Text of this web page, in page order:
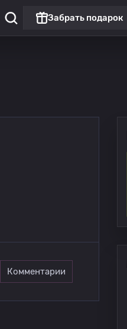
Забрать подарок
Комментарии